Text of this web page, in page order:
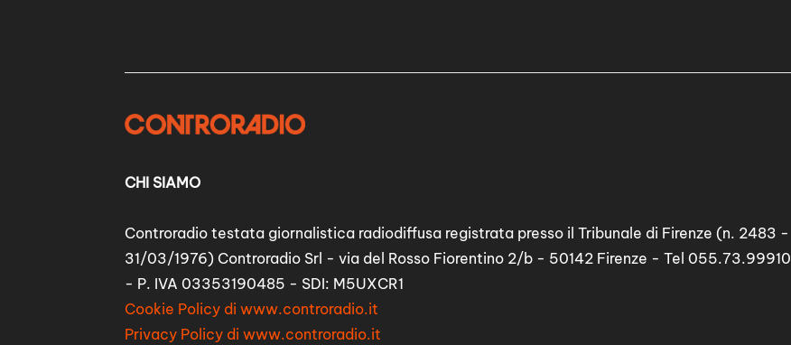
CHI SIAMO
Controradio testata giornalistica radiodiffusa registrata presso il Tribunale di Firenze (n. 2483 -
31/03/1976) Controradio Srl - via del Rosso Fiorentino 2/b - 50142 Firenze - Tel 055.73.99910
- P. IVA 03353190485 - SDI: M5UXCR1
Cookie Policy di www.controradio.it
Privacy Policy di www.controradio.it